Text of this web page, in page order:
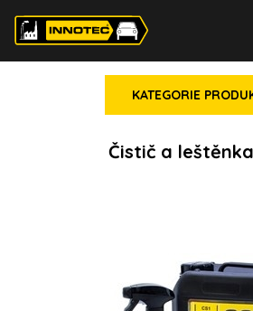
KATEGORIE
Čistič a